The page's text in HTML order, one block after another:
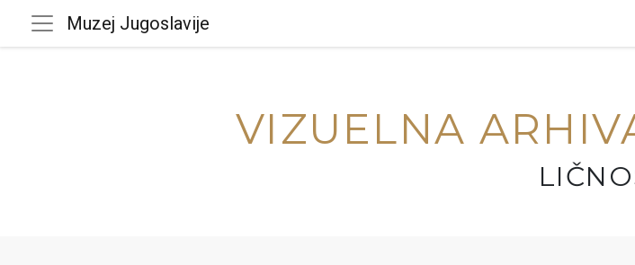
Muzej Jugoslavije
VIZUELNA